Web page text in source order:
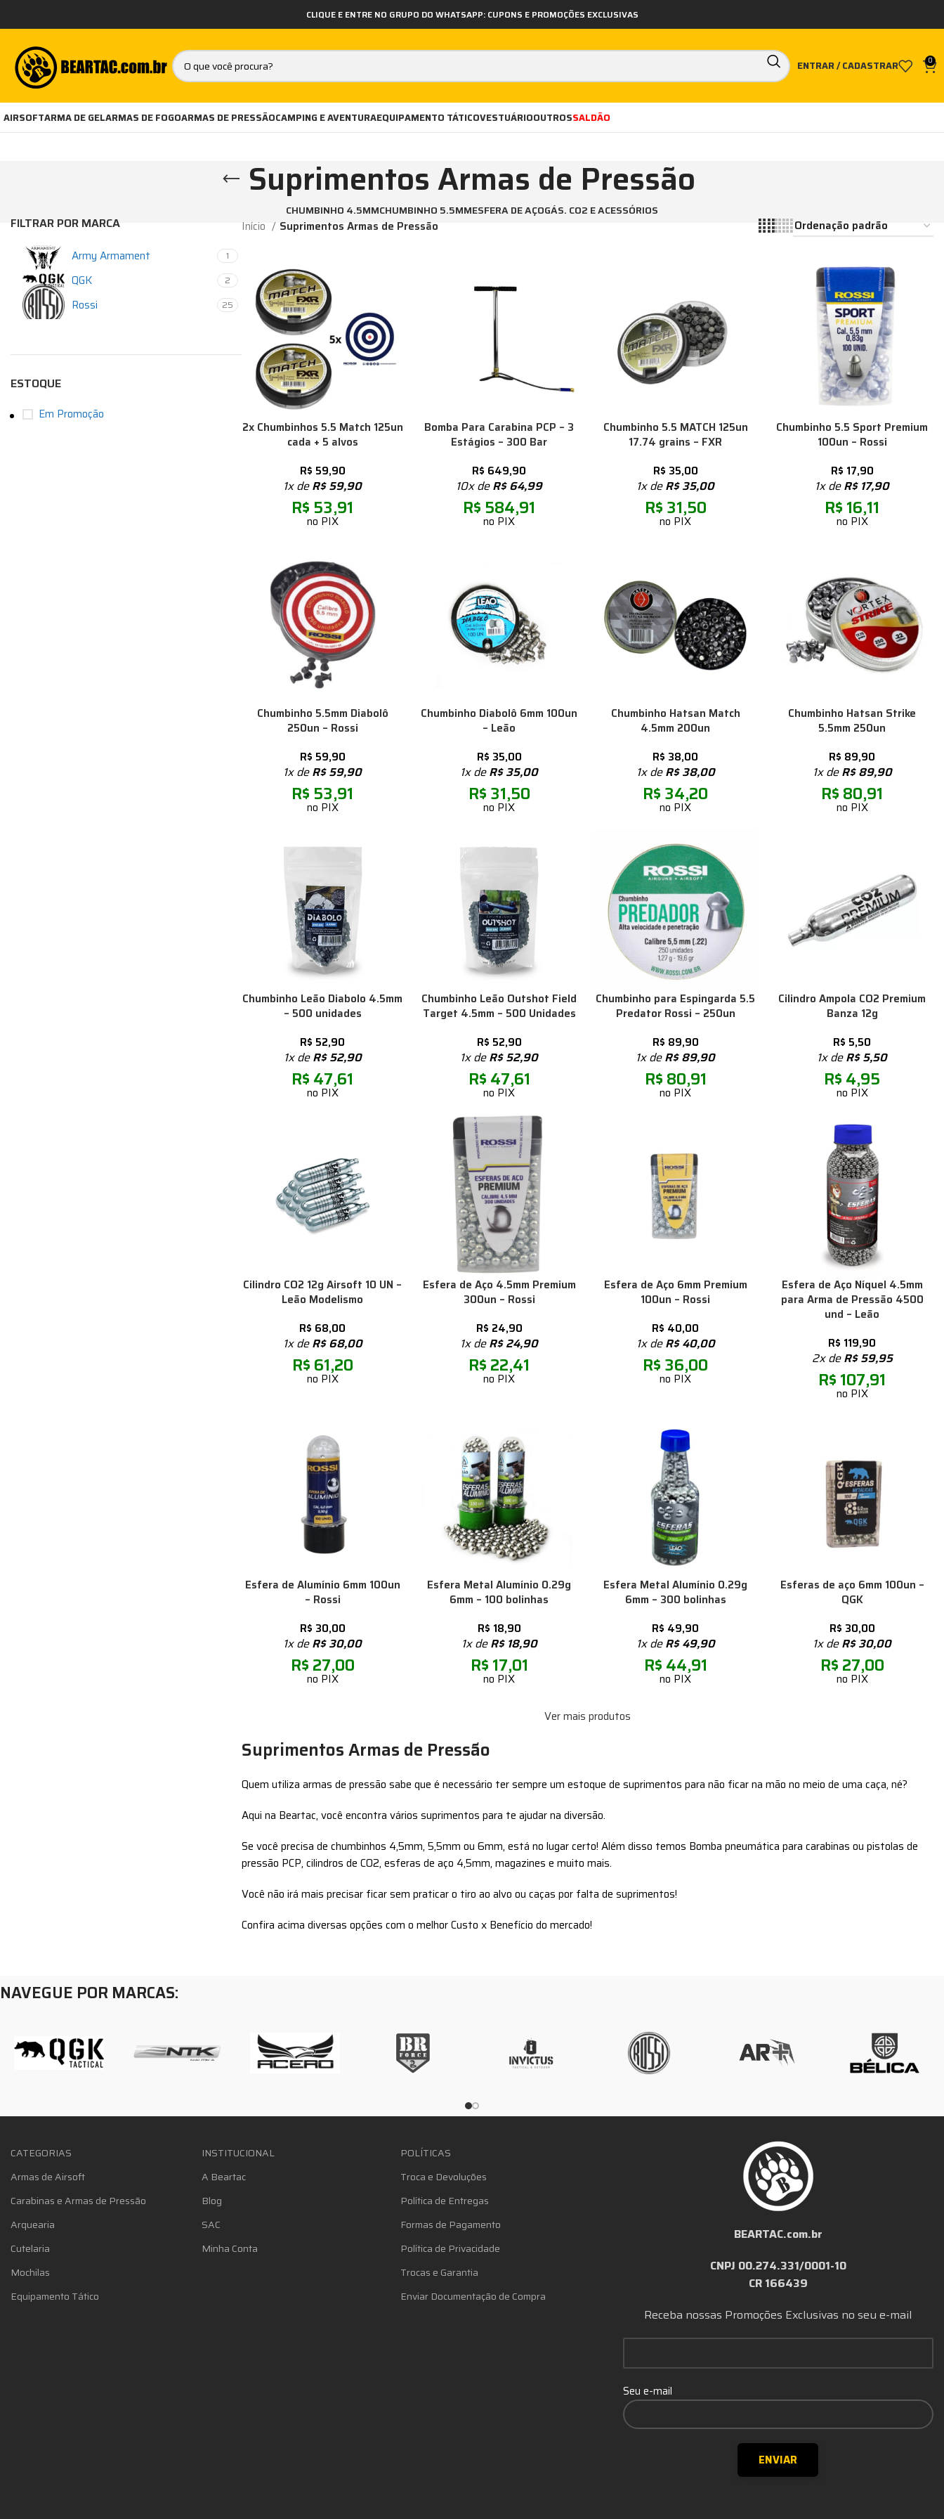
CLIQUE E ENTRE NO GRUPO DO WHATSAPP: CUPONS E PROMOÇÕES EXCLUSIVAS
ENTRAR / CADASTRAR 0
AIRSOFTARMA DE GELARMAS DE FOGOARMAS DE PRESSÃOCAMPING E AVENTURAEQUIPAMENTO TÁTICOVESTUÁRIOOUTROSSALDÃO
Suprimentos Armas de Pressão
CHUMBINHO 4.5MMCHUMBINHO 5.5MMESFERA DE AÇOGÁS. CO2 E ACESSÓRIOS
FILTRAR POR MARCA
Army Armament 1
QGK 2
Rossi 25
ESTOQUE
Em Promoção
Início Suprimentos Armas de Pressão
2x Chumbinhos 5.5 Match 125un
cada + 5 alvos
R$ 59,90
1x deR$59,90
R$ 53,91
no PIX
Bomba Para Carabina PCP – 3
Estágios – 300 Bar
R$ 649,90
10x deR$64,99
R$ 584,91
no PIX
Chumbinho 5.5 MATCH 125un
17.74 grains – FXR
R$ 35,00
1x deR$35,00
R$ 31,50
no PIX
Chumbinho 5.5 Sport Premium
100un – Rossi
R$ 17,90
1x deR$17,90
R$ 16,11
no PIX
Chumbinho 5.5mm Diabolô
250un – Rossi
R$ 59,90
1x deR$59,90
R$ 53,91
no PIX
Chumbinho Diabolô 6mm 100un
– Leão
R$ 35,00
1x deR$35,00
R$ 31,50
no PIX
Chumbinho Hatsan Match
4.5mm 200un
R$ 38,00
1x deR$38,00
R$ 34,20
no PIX
Chumbinho Hatsan Strike
5.5mm 250un
R$ 89,90
1x deR$89,90
R$ 80,91
no PIX
Chumbinho Leão Diabolo 4.5mm
– 500 unidades
R$ 52,90
1x deR$52,90
R$ 47,61
no PIX
Chumbinho Leão Outshot Field
Target 4.5mm – 500 Unidades
R$ 52,90
1x deR$52,90
R$ 47,61
no PIX
Chumbinho para Espingarda 5.5
Predator Rossi – 250un
R$ 89,90
1x deR$89,90
R$ 80,91
no PIX
Cilindro Ampola CO2 Premium
Banza 12g
R$ 5,50
1x deR$5,50
R$ 4,95
no PIX
Cilindro CO2 12g Airsoft 10 UN –
Leão Modelismo
R$ 68,00
1x deR$68,00
R$ 61,20
no PIX
Esfera de Aço 4.5mm Premium
300un – Rossi
R$ 24,90
1x deR$24,90
R$ 22,41
no PIX
Esfera de Aço 6mm Premium
100un – Rossi
R$ 40,00
1x deR$40,00
R$ 36,00
no PIX
Esfera de Aço Níquel 4.5mm
para Arma de Pressão 4500
und – Leão
R$ 119,90
2x deR$59,95
R$ 107,91
no PIX
Esfera de Alumínio 6mm 100un
– Rossi
R$ 30,00
1x deR$30,00
R$ 27,00
no PIX
Esfera Metal Alumínio 0.29g
6mm – 100 bolinhas
R$ 18,90
1x deR$18,90
R$ 17,01
no PIX
Esfera Metal Alumínio 0.29g
6mm – 300 bolinhas
R$ 49,90
1x deR$49,90
R$ 44,91
no PIX
Esferas de aço 6mm 100un –
QGK
R$ 30,00
1x deR$30,00
R$ 27,00
no PIX
Ver mais produtos
Suprimentos Armas de Pressão
Quem utiliza armas de pressão sabe que é necessário ter sempre um estoque de suprimentos para não ficar na mão no meio de uma caça, né?
Aqui na Beartac, você encontra vários suprimentos para te ajudar na diversão.
Se você precisa de chumbinhos 4,5mm, 5,5mm ou 6mm, está no lugar certo! Além disso temos Bomba pneumática para carabinas ou pistolas de
pressão PCP, cilindros de CO2, esferas de aço 4,5mm, magazines e muito mais.
Você não irá mais precisar ficar sem praticar o tiro ao alvo ou caças por falta de suprimentos!
Confira acima diversas opções com o melhor Custo x Benefício do mercado!
NAVEGUE POR MARCAS:
CATEGORIAS
Armas de Airsoft
Carabinas e Armas de Pressão
Arquearia
Cutelaria
Mochilas
Equipamento Tático
INSTITUCIONAL
A Beartac
Blog
SAC
Minha Conta
POLÍTICAS
Troca e Devoluções
Política de Entregas
Formas de Pagamento
Política de Privacidade
Trocas e Garantia
Enviar Documentação de Compra
BEARTAC.com.br
CNPJ 00.274.331/0001-10
CR 166439
Receba nossas Promoções Exclusivas no seu e-mail
Seu e-mail